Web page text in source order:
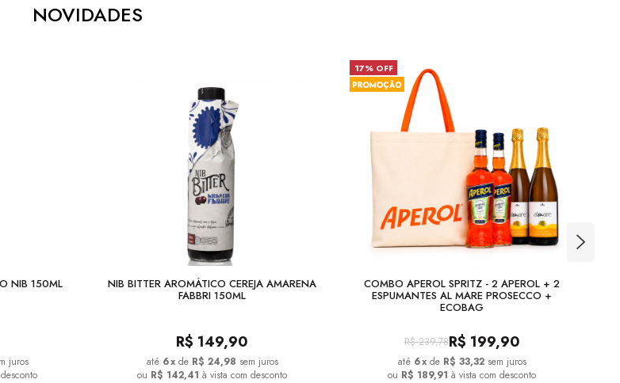
NOVIDADES
NIB 150ML
juros
NIB BITTER AROMÁTICO CEREJA AMARENA
FABBRI 150ML
R$ 149,90
6x de R$ 24,98 sem juros
ou R$ 142,41 à vista com desconto
17% OFF
COMBO APEROL SPRITZ - 2 APEROL + 2
ESPUMANTES AL MARE PROSECCO +
ECOBAG
R$ 239,78R$ 199,90
6x de R$ 33,32 sem juros
ou R$ 189,91 à vista com desconto